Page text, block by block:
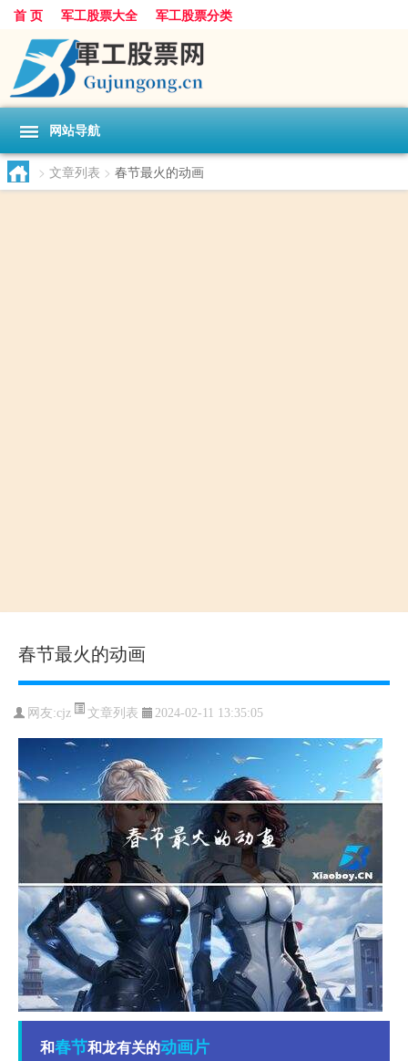
首 页 军工股票大全 军工股票分类
网站导航
> 文章列表 > 春节最火的动画
春节最火的动画
网友:cjz 文章列表 2024-02-11 13:35:05
和春节和龙有关的动画片